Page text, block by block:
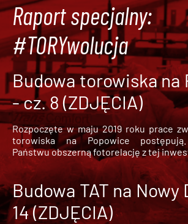
Raport specjalny:
#TORYwolucja
Budowa torowiska na
- cz. 8 (ZDJĘCIA)
Rozpoczęte w maju 2019 roku prace
torowiska na Popowice
Państwu obszerną fotorelację z tej
Budowa TAT na Nowy
14 (ZDJĘCIA)